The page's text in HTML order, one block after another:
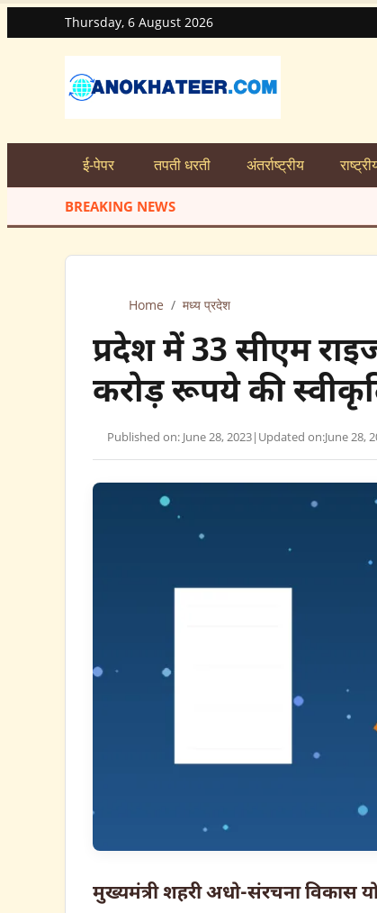
Thursday, 6 August 2026
ई-पेपर तपती धरती अंतर्राष्ट्रीय
BREAKING NEWS
Home / मध्य प्रदेश
प्रदेश में 33 सीएम
करोड़ रूपये की
Published on: June 28, 2023| Updated on:June 28,
मुख्यमंत्री शहरी अधो-संरचना विकास